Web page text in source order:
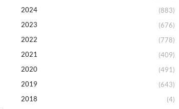
2024
(883)
2023
(676)
2022
(778)
2021
(409)
2020
(491)
2019
(643)
2018
(4)